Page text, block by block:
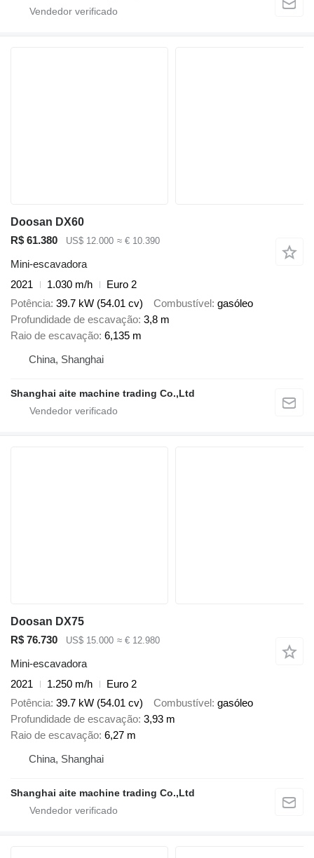
Doosan DX60
R$ 61.380
US$ 12.000 ≈ € 10.390
Mini-escavadora
2021
1.030 m/h
Euro 2
Potência 39.7 kW (54.01 cv) Combustível gasóleo
Profundidade de escavação 3,8 m
Raio de escavação 6,135 m
China, Shanghai
Shanghai aite machine trading Co.,Ltd
Doosan DX75
R$ 76.730
US$ 15.000 ≈ € 12.980
Mini-escavadora
2021
1.250 m/h
Euro 2
Potência 39.7 kW (54.01 cv) Combustível gasóleo
Profundidade de escavação 3,93 m
Raio de escavação 6,27 m
China, Shanghai
Shanghai aite machine trading Co.,Ltd